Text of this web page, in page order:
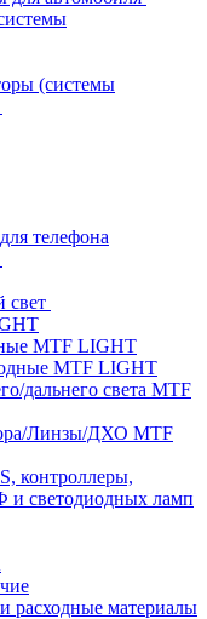
(системы
телефона
свет
MTF LIGHT
MTF LIGHT
дальнего света MTF
Линзы/ДХО MTF
контроллеры,
и светодиодных ламп
расходные материалы